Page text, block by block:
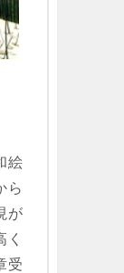
絵
ら
が
受